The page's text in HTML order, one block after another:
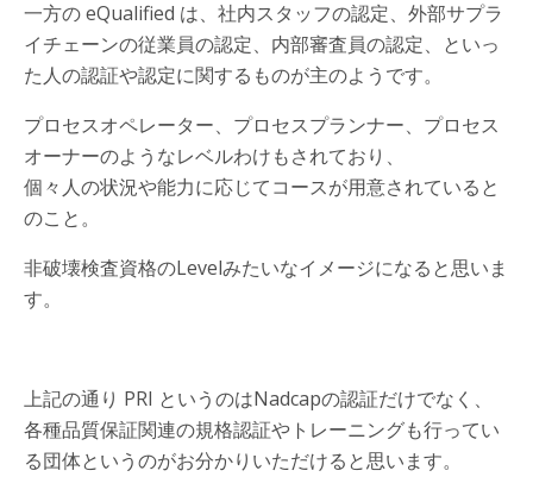
一方の eQualified は、社内スタッフの認定、外部サプラ
イチェーンの従業員の認定、内部審査員の認定、といっ
た人の認証や認定に関するものが主のようです。
プロセスオペレーター、プロセスプランナー、プロセス
オーナーのようなレベルわけもされており、
個々人の状況や能力に応じてコースが用意されていると
のこと。
非破壊検査資格のLevelみたいなイメージになると思いま
す。
上記の通り PRI というのはNadcapの認証だけでなく、
各種品質保証関連の規格認証やトレーニングも行ってい
る団体というのがお分かりいただけると思います。